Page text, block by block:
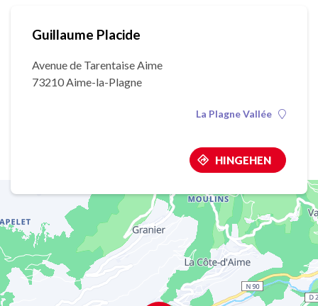
Guillaume Placide
Avenue de Tarentaise Aime
73210 Aime-la-Plagne
La Plagne Vallée
HINGEHEN